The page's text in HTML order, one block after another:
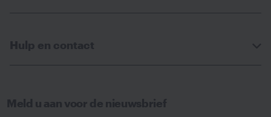
Hulp en contact
Meld u aan voor de nieuwsbrief